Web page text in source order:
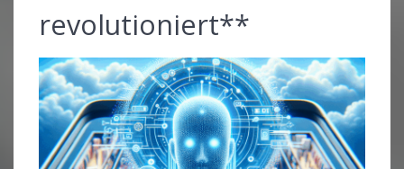
revolutioniert**